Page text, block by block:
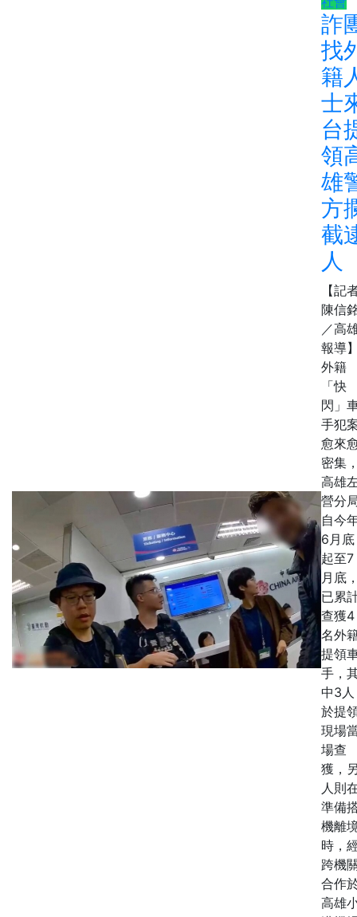
詐
找
籍
士
台
領
雄
方
截
人
【記
陳信
／高
報導
外籍
「快
閃」
手犯
愈來
密集
高雄
營分
自今
6月底
起至7
月底
已累
查獲4
名外
提領
手，
中3人
於提
現場
場查
獲，
人則
準備
機離
時，
跨機
合作
高雄